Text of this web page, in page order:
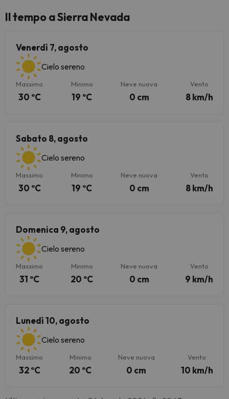
Il tempo a Sierra Nevada
Venerdì 7, agosto
Cielo sereno
Massimo
30 ºC
Minimo
19 ºC
Neve nuova
0 cm
Vento
8 km/h
Sabato 8, agosto
Cielo sereno
Massimo
30 ºC
Minimo
19 ºC
Neve nuova
0 cm
Vento
8 km/h
Domenica 9, agosto
Cielo sereno
Massimo
31 ºC
Minimo
20 ºC
Neve nuova
0 cm
Vento
9 km/h
Lunedì 10, agosto
Cielo sereno
Massimo
32 ºC
Minimo
20 ºC
Neve nuova
0 cm
Vento
10 km/h